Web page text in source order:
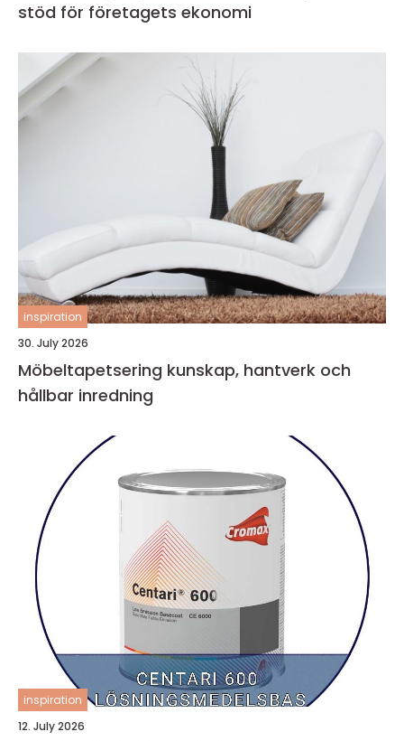
stöd för företagets ekonomi
inspiration
30. July 2026
Möbeltapetsering kunskap, hantverk och
hållbar inredning
inspiration
12. July 2026